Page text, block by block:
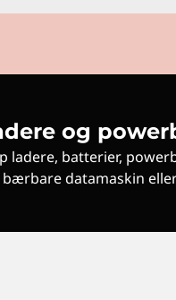
og
ladere, batterier,
datamaskin